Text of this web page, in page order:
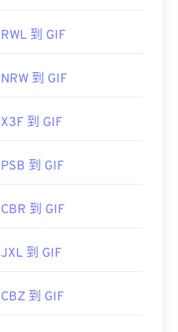
RWL 到 GIF
NRW 到 GIF
X3F 到 GIF
PSB 到 GIF
CBR 到 GIF
JXL 到 GIF
CBZ 到 GIF